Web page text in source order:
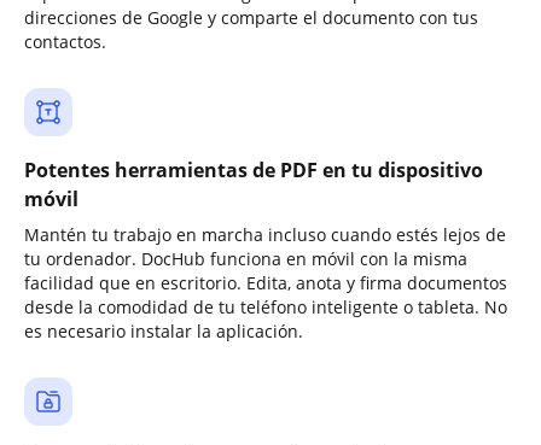
direcciones de Google y comparte el documento con tus
contactos.
Potentes herramientas de PDF en tu dispositivo
móvil
Mantén tu trabajo en marcha incluso cuando estés lejos de
tu ordenador. DocHub funciona en móvil con la misma
facilidad que en escritorio. Edita, anota y firma documentos
desde la comodidad de tu teléfono inteligente o tableta. No
es necesario instalar la aplicación.